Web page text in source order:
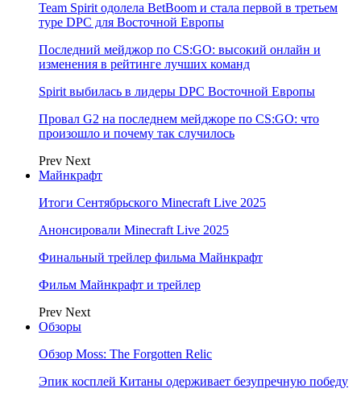
Team Spirit одолела BetBoom и стала первой в третьем
туре DPC для Восточной Европы
Последний мейджор по CS:GO: высокий онлайн и
изменения в рейтинге лучших команд
Spirit выбилась в лидеры DPC Восточной Европы
Провал G2 на последнем мейджоре по CS:GO: что
произошло и почему так случилось
Prev Next
Майнкрафт
Итоги Сентябрьского Minecraft Live 2025
Анонсировали Minecraft Live 2025
Финальный трейлер фильма Майнкрафт
Фильм Майнкрафт и трейлер
Prev Next
Обзоры
Обзор Moss: The Forgotten Relic
Эпик косплей Китаны одерживает безупречную победу